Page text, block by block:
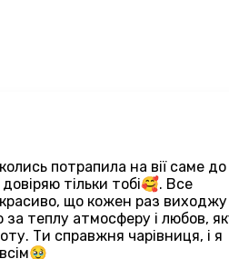
потрапила на вії саме до
тільки тобі🥰. Все
що кожен раз виходжу
теплу атмосферу і любов,
Ти справжня чарівниця, і я